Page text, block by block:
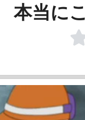
本当に